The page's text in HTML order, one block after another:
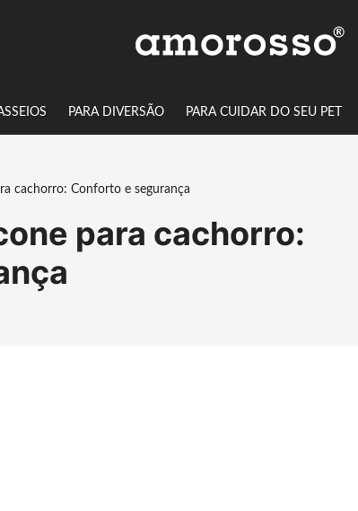
PARA DIVERSÃO PARA CUIDAR DO SEU PET
cachorro: Conforto e segurança
para cachorro: